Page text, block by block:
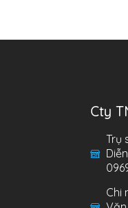
Cty
Trụ
Chi